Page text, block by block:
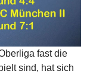
fast die
sind, hat sich